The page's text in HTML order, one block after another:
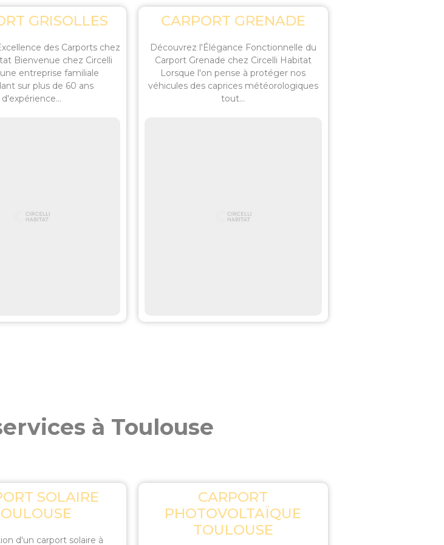
GRISOLLES
des Carports chez
Bienvenue chez Circelli
entreprise familiale
sur plus de 60 ans
d'expérience...
CARPORT GRENADE
Découvrez l'Élégance Fonctionnelle du
Carport Grenade chez Circelli Habitat
Lorsque l'on pense à protéger nos
véhicules des caprices météorologiques
tout...
à Toulouse
SOLAIRE
d'un carport solaire à
CARPORT
PHOTOVOLTAÏQUE
TOULOUSE